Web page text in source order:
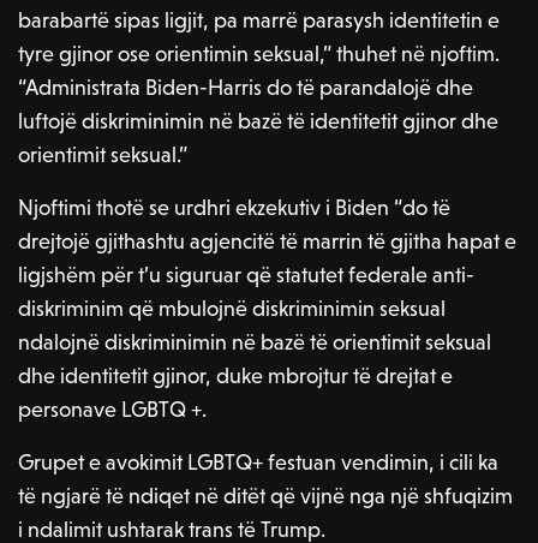
barabartë sipas ligjit, pa marrë parasysh identitetin e
tyre gjinor ose orientimin seksual,” thuhet në njoftim.
“Administrata Biden-Harris do të parandalojë dhe
luftojë diskriminimin në bazë të identitetit gjinor dhe
orientimit seksual.”
Njoftimi thotë se urdhri ekzekutiv i Biden “do të
drejtojë gjithashtu agjencitë të marrin të gjitha hapat e
ligjshëm për t’u siguruar që statutet federale anti-
diskriminim që mbulojnë diskriminimin seksual
ndalojnë diskriminimin në bazë të orientimit seksual
dhe identitetit gjinor, duke mbrojtur të drejtat e
personave LGBTQ +.
Grupet e avokimit LGBTQ+ festuan vendimin, i cili ka
të ngjarë të ndiqet në ditët që vijnë nga një shfuqizim
i ndalimit ushtarak trans të Trump.